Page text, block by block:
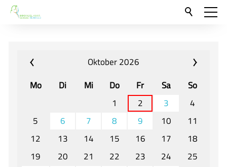
Neu hier?
Für Eltern und Schüler
Veranstaltungen und Termine
Unser Unterricht - Fachcurricula
Unsere Konzepte
Oktober 2026
Mo
Di Mi Do Fr Sa
So
1
2 3
4
5
6 7 8 9 10
11
12
13 14 15 16 17
18
19
20 21 22 23 24
25